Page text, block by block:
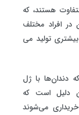
هستند، که
افراد مختلف
تولید می
دندان‌ها با ژل
دلیل است که
می‌شوند